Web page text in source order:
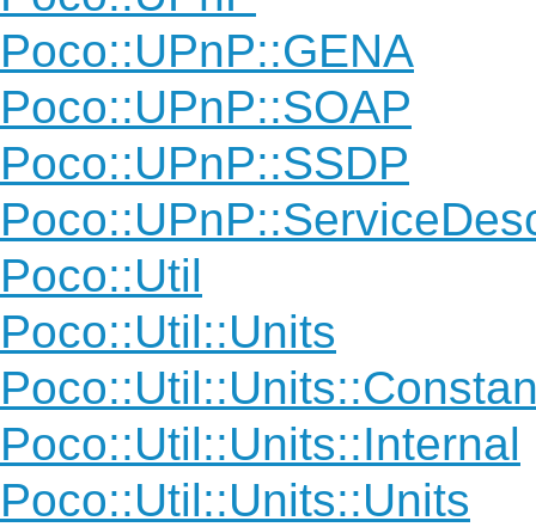
Poco::UPnP::GENA
Poco::UPnP::SOAP
Poco::UPnP::SSDP
Poco::Util
Poco::Util::Units
Poco::Util::Units::Internal
Poco::Util::Units::Units